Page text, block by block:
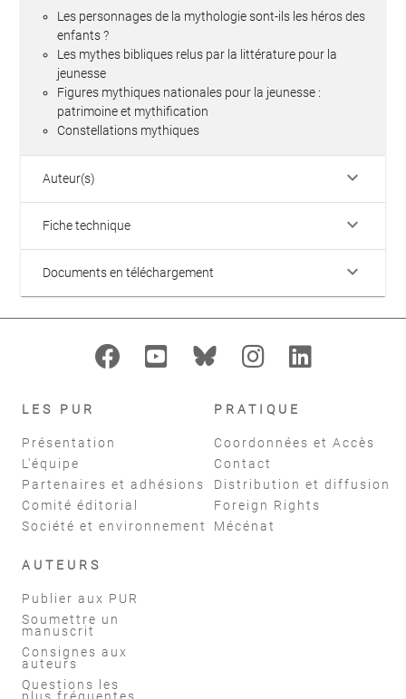
Les personnages de la mythologie sont-ils les héros des
enfants ?
Les mythes bibliques relus par la littérature pour la
jeunesse
Figures mythiques nationales pour la jeunesse :
patrimoine et mythification
Constellations mythiques
Auteur(s) keyboard_arrow_down
Fiche technique keyboard_arrow_down
Documents en téléchargement keyboard_arrow_down
LES PUR
Présentation
L'équipe
Partenaires et adhésions
Comité éditorial
Société et environnement
PRATIQUE
Coordonnées et Accès
Contact
Distribution et diffusion
Foreign Rights
Mécénat
AUTEURS
Publier aux PUR
Soumettre un
manuscrit
Consignes aux
auteurs
Questions les
plus fréquentes